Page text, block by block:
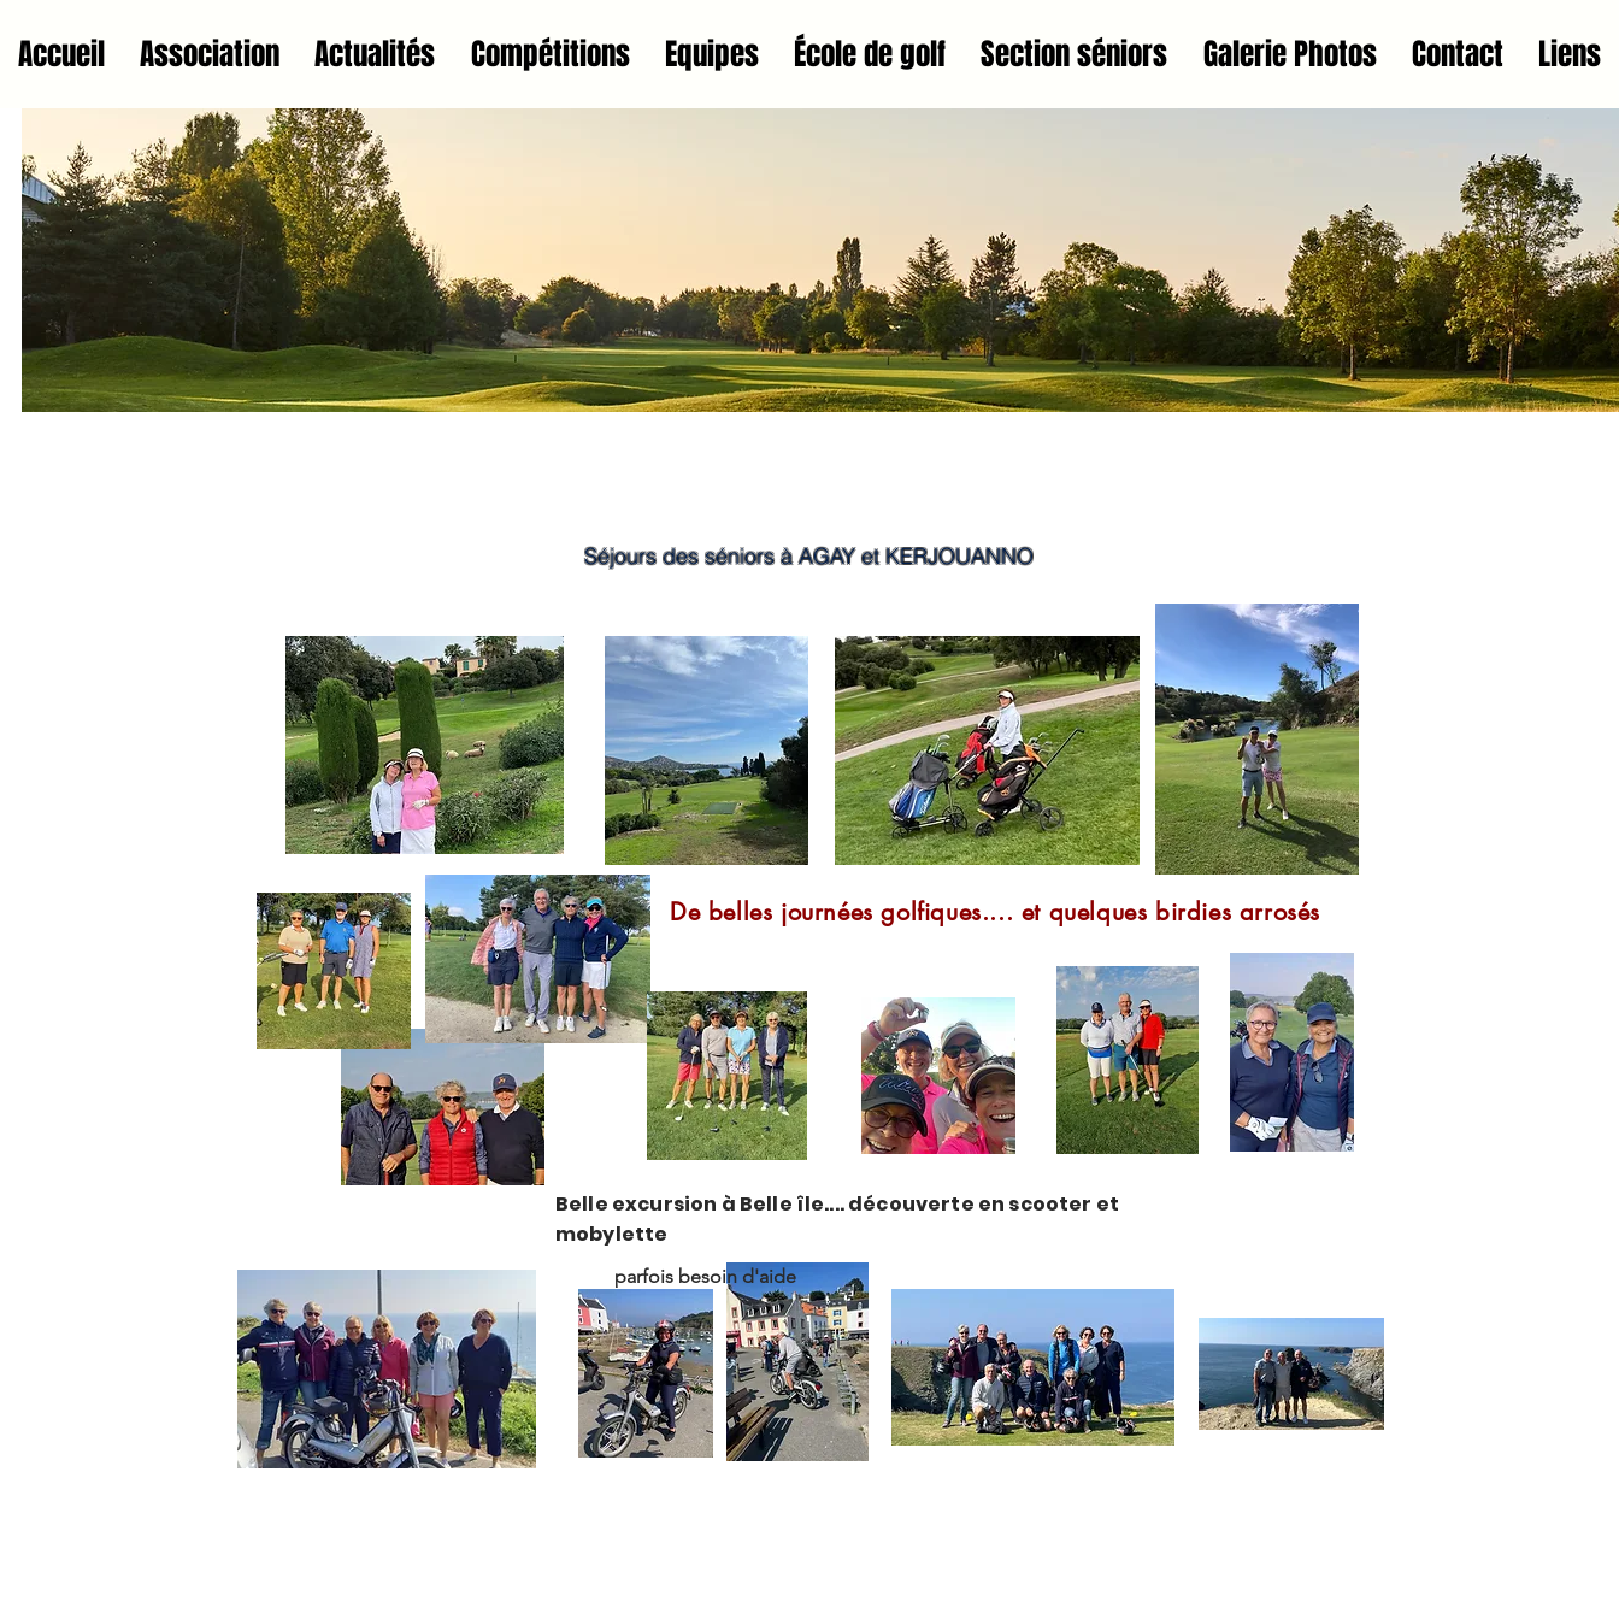
Accueil Association Actualités Compétitions Equipes École de golf Section séniors Galerie Photos Contact Liens
Séjours des séniors à AGAY et KERJOUANNO
De belles journées golfiques.... et quelques birdies arrosés
Belle excursion à Belle île.... découverte en scooter et
mobylette
parfois besoin d'aide